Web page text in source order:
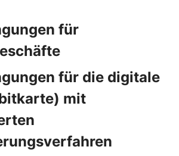
für
für die digitale
mit